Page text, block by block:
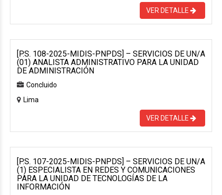
VER DETALLE
[P.S. 108-2025-MIDIS-PNPDS] – SERVICIOS DE UN/A
(01) ANALISTA ADMINISTRATIVO PARA LA UNIDAD
DE ADMINISTRACIÓN
Concluido
Lima
VER DETALLE
[P.S. 107-2025-MIDIS-PNPDS] – SERVICIOS DE UN/A
(1) ESPECIALISTA EN REDES Y COMUNICACIONES
PARA LA UNIDAD DE TECNOLOGÍAS DE LA
INFORMACIÓN